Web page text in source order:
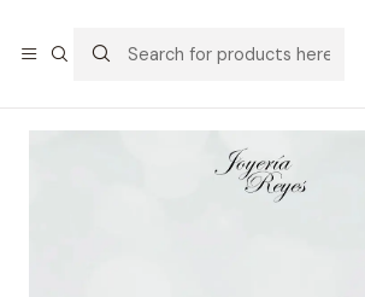
Anillo de plata rodinada fabricación
modelo SL30886A1